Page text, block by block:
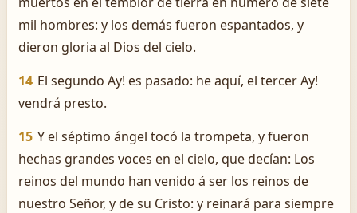
mil hombres: y los demás fueron espantados, y
dieron gloria al Dios del cielo.
14 El segundo ­Ay! es pasado: he aquí, el tercer ­Ay!
vendrá presto.
15 Y el séptimo ángel tocó la trompeta, y fueron
hechas grandes voces en el cielo, que decían: Los
reinos del mundo han venido á ser los reinos de
nuestro Señor, y de su Cristo: y reinará para siempre